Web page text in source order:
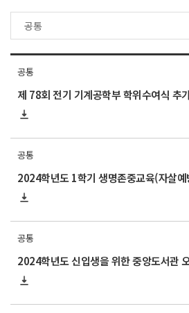
공통
제 78회 전기 기계공학부 학위수여식 추
공통
2024학년도 1학기 생명존중교육(자살
공통
2024학년도 신입생을 위한 중앙도서관